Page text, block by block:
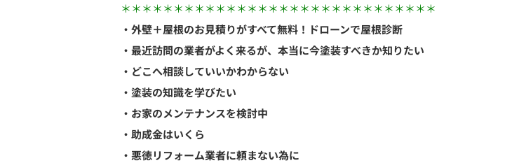
＊＊＊＊＊＊＊＊＊＊＊＊＊＊＊＊＊＊＊＊＊＊＊＊＊＊＊＊＊＊
・外壁＋屋根のお見積りがすべて無料！ドローンで屋根診断
・最近訪問の業者がよく来るが、本当に今塗装すべきか知りたい
・どこへ相談していいかわからない
・塗装の知識を学びたい
・お家のメンテナンスを検討中
・助成金はいくら
・悪徳リフォーム業者に頼まない為に